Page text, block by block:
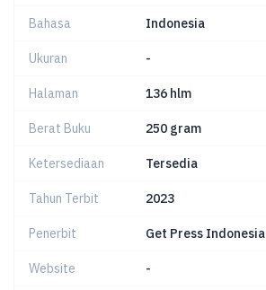
Bahasa Indonesia
Ukuran -
Halaman 136 hlm
Berat Buku 250 gram
Ketersediaan Tersedia
Tahun Terbit 2023
Penerbit Get Press Indonesia
Website -